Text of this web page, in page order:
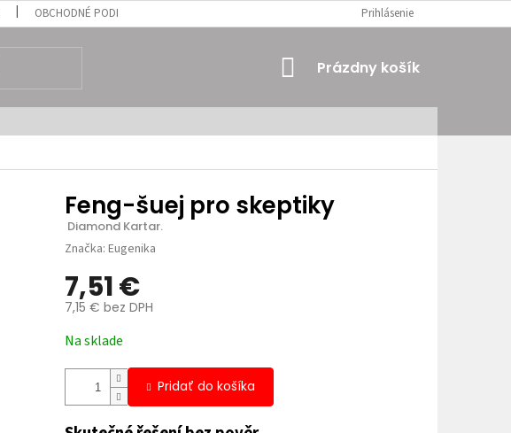
OBCHODNÉ PODMIENKY Prihlásenie
NÁKUPNÝ
Prázdny košík
Feng-šuej pro skeptiky
Diamond Kartar.
Značka: Eugenika
7,51 €
7,15 € bez DPH
cena:
Na sklade
Pridať do košíka